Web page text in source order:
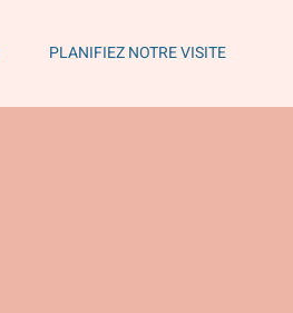
PLANIFIEZ NOTRE VISITE